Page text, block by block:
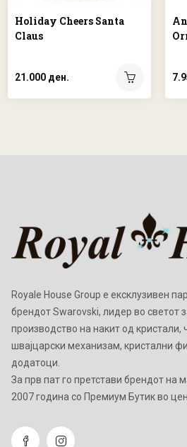
Holiday Cheers Santa
Claus
21.000 ден.
Royale House Group е ексклузивен
брендот Swarovski, лидер во светот
производство на накит од кристали,
швајцарски механизам, кристални
додатоци.
Зa прв пат го претстави брендот на
2007 година со Премиум Бутик во